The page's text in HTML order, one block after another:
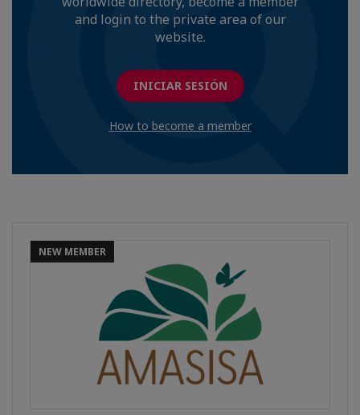
and login to the private area of our
website.
INICIAR SESIÓN
How to become a member
NEW MEMBER